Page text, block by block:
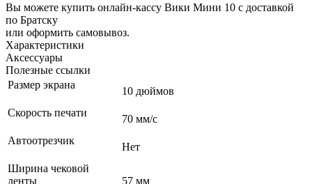
Вы можете купить онлайн‑кассу Вики Мини 10 с доставкой
по Братску
или оформить самовывоз.
Характеристики
Аксессуары
Полезные ссылки
Размер экрана
10 дюймов
Скорость печати
70 мм/с
Автоотрезчик
Нет
Ширина чековой
ленты
57 мм